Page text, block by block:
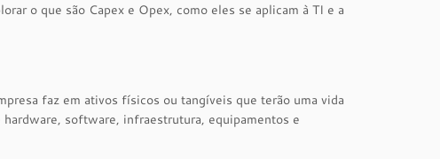
o que são Capex e Opex, como eles se aplicam à TI e a
faz em ativos físicos ou tangíveis que terão uma vida
software, infraestrutura, equipamentos e